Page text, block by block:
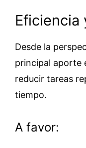
Eficiencia
Desde la
principal aporte
reducir tareas
tiempo.
A favor: